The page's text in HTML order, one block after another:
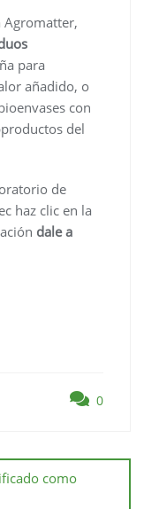
Agromatter,
para
añadido, o
con
del
de
haz clic en la
dale a
0
como